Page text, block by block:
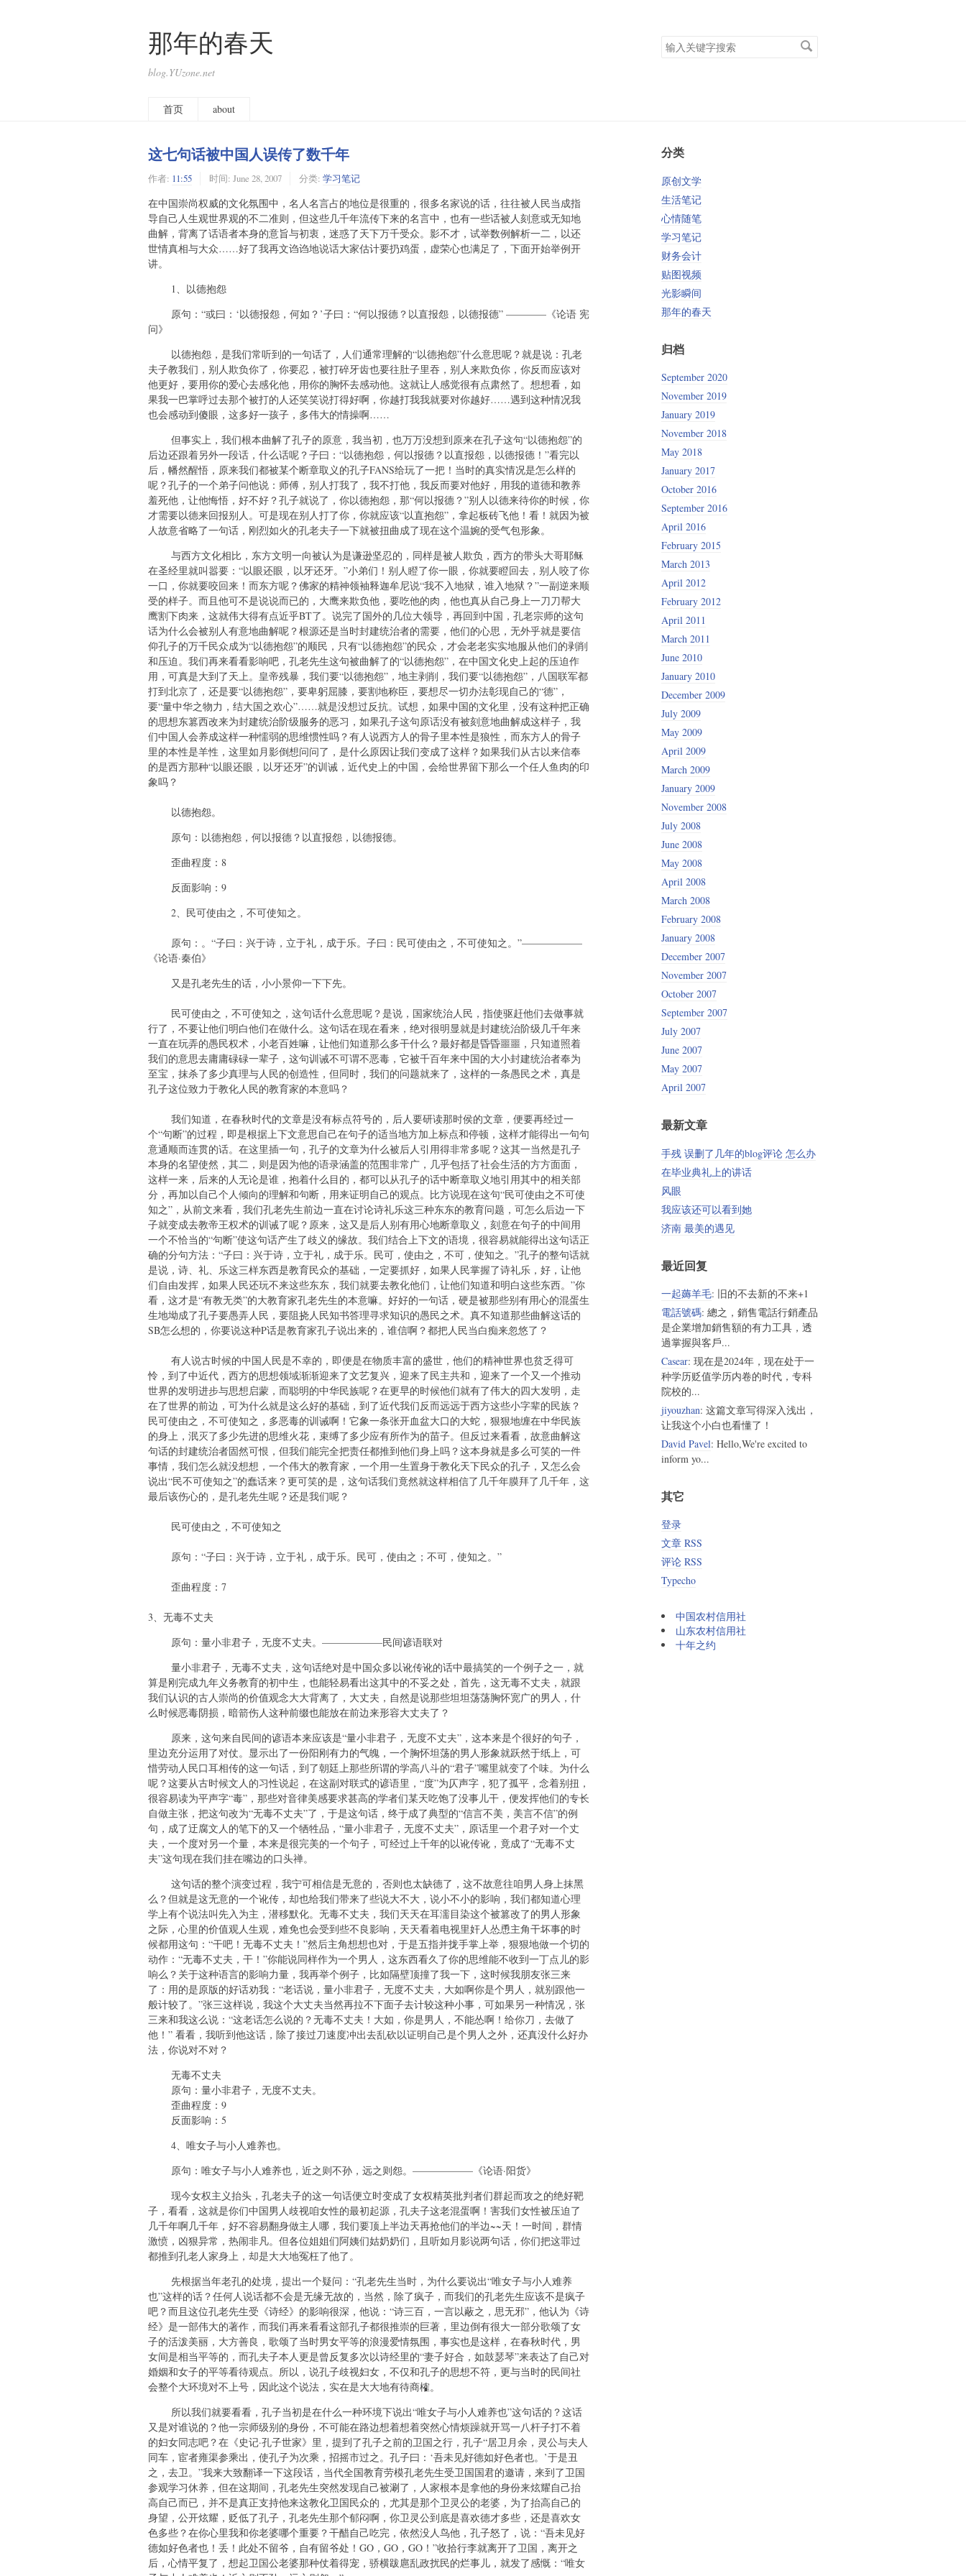
那年的春天
blog.YUzone.net
搜
索
首页 about
这七句话被中国人误传了数千年
作者: 11:55 时间: June 28, 2007 分类: 学习笔记
在中国崇尚权威的文化氛围中，名人名言占的地位是很重的，很多名家说的话，往往被人民当成指
导自己人生观世界观的不二准则，但这些几千年流传下来的名言中，也有一些话被人刻意或无知地
曲解，背离了话语者本身的意旨与初衷，迷惑了天下万千受众。影不才，试举数例解析一二，以还
世情真相与大众……好了我再文诌诌地说话大家估计要扔鸡蛋，虚荣心也满足了，下面开始举例开
讲。
1、以德抱怨
原句：“或曰：‘以德报怨，何如？’子曰：“何以报德？以直报怨，以德报德” ————《论语 宪
问》
以德抱怨，是我们常听到的一句话了，人们通常理解的“以德抱怨”什么意思呢？就是说：孔老
夫子教我们，别人欺负你了，你要忍，被打碎牙齿也要往肚子里吞，别人来欺负你，你反而应该对
他更好，要用你的爱心去感化他，用你的胸怀去感动他。这就让人感觉很有点肃然了。想想看，如
果我一巴掌呼过去那个被打的人还笑笑说打得好啊，你越打我我就要对你越好……遇到这种情况我
也会感动到傻眼，这多好一孩子，多伟大的情操啊……
但事实上，我们根本曲解了孔子的原意，我当初，也万万没想到原来在孔子这句“以德抱怨”的
后边还跟着另外一段话，什么话呢？子曰：“以德抱怨，何以报德？以直报怨，以德报德！”看完以
后，幡然醒悟，原来我们都被某个断章取义的孔子FANS给玩了一把！当时的真实情况是怎么样的
呢？孔子的一个弟子问他说：师傅，别人打我了，我不打他，我反而要对他好，用我的道德和教养
羞死他，让他悔悟，好不好？孔子就说了，你以德抱怨，那“何以报德？”别人以德来待你的时候，你
才需要以德来回报别人。可是现在别人打了你，你就应该“以直抱怨”，拿起板砖飞他！看！就因为被
人故意省略了一句话，刚烈如火的孔老夫子一下就被扭曲成了现在这个温婉的受气包形象。
与西方文化相比，东方文明一向被认为是谦逊坚忍的，同样是被人欺负，西方的带头大哥耶稣
在圣经里就叫嚣要：“以眼还眼，以牙还牙。”小弟们！别人瞪了你一眼，你就要瞪回去，别人咬了你
一口，你就要咬回来！而东方呢？佛家的精神领袖释迦牟尼说“我不入地狱，谁入地狱？”一副逆来顺
受的样子。而且他可不是说说而已的，大鹰来欺负他，要吃他的肉，他也真从自己身上一刀刀帮大
鹰割下肉来，这就伟大得有点近乎BT了。说完了国外的几位大领导，再回到中国，孔老宗师的这句
话为什么会被别人有意地曲解呢？根源还是当时封建统治者的需要，他们的心思，无外乎就是要信
仰孔子的万千民众成为“以德抱怨”的顺民，只有“以德抱怨”的民众，才会老老实实地服从他们的剥削
和压迫。我们再来看看影响吧，孔老先生这句被曲解了的“以德抱怨”，在中国文化史上起的压迫作
用，可真是大到了天上。皇帝残暴，我们要“以德抱怨”，地主剥削，我们要“以德抱怨”，八国联军都
打到北京了，还是要“以德抱怨”，要卑躬屈膝，要割地称臣，要想尽一切办法彰现自己的“德”，
要“量中华之物力，结大国之欢心”……就是没想过反抗。试想，如果中国的文化里，没有这种把正确
的思想东篡西改来为封建统治阶级服务的恶习，如果孔子这句原话没有被刻意地曲解成这样子，我
们中国人会养成这样一种懦弱的思维惯性吗？有人说西方人的骨子里本性是狼性，而东方人的骨子
里的本性是羊性，这里如月影倒想问问了，是什么原因让我们变成了这样？如果我们从古以来信奉
的是西方那种“以眼还眼，以牙还牙”的训诫，近代史上的中国，会给世界留下那么一个任人鱼肉的印
象吗？
以德抱怨。
原句：以德抱怨，何以报德？以直报怨，以德报德。
歪曲程度：8
反面影响：9
2、民可使由之，不可使知之。
原句：。“子曰：兴于诗，立于礼，成于乐。子曰：民可使由之，不可使知之。”——————
《论语·秦伯》
又是孔老先生的话，小小景仰一下下先。
民可使由之，不可使知之，这句话什么意思呢？是说，国家统治人民，指使驱赶他们去做事就
行了，不要让他们明白他们在做什么。这句话在现在看来，绝对很明显就是封建统治阶级几千年来
一直在玩弄的愚民权术，小老百姓嘛，让他们知道那么多干什么？最好都是昏昏噩噩，只知道照着
我们的意思去庸庸碌碌一辈子，这句训诫不可谓不恶毒，它被千百年来中国的大小封建统治者奉为
至宝，抹杀了多少真理与人民的创造性，但同时，我们的问题就来了，这样的一条愚民之术，真是
孔子这位致力于教化人民的教育家的本意吗？
我们知道，在春秋时代的文章是没有标点符号的，后人要研读那时侯的文章，便要再经过一
个“句断”的过程，即是根据上下文意思自己在句子的适当地方加上标点和停顿，这样才能得出一句句
意通顺而连贯的话。在这里插一句，孔子的文章为什么被后人引用得非常多呢？这其一当然是孔子
本身的名望使然，其二，则是因为他的语录涵盖的范围非常广，几乎包括了社会生活的方方面面，
这样一来，后来的人无论是谁，抱着什么目的，都可以从孔子的话中断章取义地引用其中的相关部
分，再加以自己个人倾向的理解和句断，用来证明自己的观点。比方说现在这句“民可使由之不可使
知之”，从前文来看，我们孔老先生前边一直在讨论诗礼乐这三种东东的教育问题，可怎么后边一下
子就变成去教帝王权术的训诫了呢？原来，这又是后人别有用心地断章取义，刻意在句子的中间用
一个不恰当的“句断”使这句话产生了歧义的缘故。我们结合上下文的语境，很容易就能得出这句话正
确的分句方法：“子曰：兴于诗，立于礼，成于乐。民可，使由之，不可，使知之。”孔子的整句话就
是说，诗、礼、乐这三样东西是教育民众的基础，一定要抓好，如果人民掌握了诗礼乐，好，让他
们自由发挥，如果人民还玩不来这些东东，我们就要去教化他们，让他们知道和明白这些东西。”你
看，这才是“有教无类”的大教育家孔老先生的本意嘛。好好的一句话，硬是被那些别有用心的混蛋生
生地坳成了孔子要愚弄人民，要阻挠人民知书答理寻求知识的愚民之术。真不知道那些曲解这话的
SB怎么想的，你要说这种P话是教育家孔子说出来的，谁信啊？都把人民当白痴来忽悠了？
有人说古时候的中国人民是不幸的，即便是在物质丰富的盛世，他们的精神世界也贫乏得可
怜，到了中近代，西方的思想领域渐渐迎来了文艺复兴，迎来了民主共和，迎来了一个又一个推动
世界的发明进步与思想启蒙，而聪明的中华民族呢？在更早的时候他们就有了伟大的四大发明，走
在了世界的前边，可为什么就是这么好的基础，到了近代我们反而远远于西方这些小字辈的民族？
民可使由之，不可使知之，多恶毒的训诫啊！它象一条张开血盆大口的大蛇，狠狠地缠在中华民族
的身上，泯灭了多少先进的思维火花，束缚了多少应有所作为的苗子。但反过来看看，故意曲解这
句话的封建统治者固然可恨，但我们能完全把责任都推到他们身上吗？这本身就是多么可笑的一件
事情，我们怎么就没想想，一个伟大的教育家，一个用一生置身于教化天下民众的孔子，又怎么会
说出“民不可使知之”的蠢话来？更可笑的是，这句话我们竟然就这样相信了几千年膜拜了几千年，这
最后该伤心的，是孔老先生呢？还是我们呢？
民可使由之，不可使知之
原句：“子曰：兴于诗，立于礼，成于乐。民可，使由之；不可，使知之。”
歪曲程度：7
3、无毒不丈夫
原句：量小非君子，无度不丈夫。——————民间谚语联对
量小非君子，无毒不丈夫，这句话绝对是中国众多以讹传讹的话中最搞笑的一个例子之一，就
算是刚完成九年义务教育的初中生，也能轻易看出这其中的不妥之处，首先，这无毒不丈夫，就跟
我们认识的古人崇尚的价值观念大大背离了，大丈夫，自然是说那些坦坦荡荡胸怀宽广的男人，什
么时候恶毒阴损，暗箭伤人这种前缀也能放在前边来形容大丈夫了？
原来，这句来自民间的谚语本来应该是“量小非君子，无度不丈夫”，这本来是个很好的句子，
里边充分运用了对仗。显示出了一份阳刚有力的气魄，一个胸怀坦荡的男人形象就跃然于纸上，可
惜劳动人民口耳相传的这一句话，到了朝廷上那些所谓的学高八斗的“君子”嘴里就变了个味。为什么
呢？这要从古时候文人的习性说起，在这副对联式的谚语里，“度”为仄声字，犯了孤平，念着别扭，
很容易读为平声字“毒”，那些对音律美感要求甚高的学者们某天吃饱了没事儿干，便发挥他们的专长
自做主张，把这句改为“无毒不丈夫”了，于是这句话，终于成了典型的“信言不美，美言不信”的例
句，成了迂腐文人的笔下的又一个牺牲品，“量小非君子，无度不丈夫”，原话里一个君子对一个丈
夫，一个度对另一个量，本来是很完美的一个句子，可经过上千年的以讹传讹，竟成了“无毒不丈
夫”这句现在我们挂在嘴边的口头禅。
这句话的整个演变过程，我宁可相信是无意的，否则也太缺德了，这不故意往咱男人身上抹黑
么？但就是这无意的一个讹传，却也给我们带来了些说大不大，说小不小的影响，我们都知道心理
学上有个说法叫先入为主，潜移默化。无毒不丈夫，我们天天在耳濡目染这个被篡改了的男人形象
之际，心里的价值观人生观，难免也会受到些不良影响，天天看着电视里奸人怂恿主角干坏事的时
候都用这句：“干吧！无毒不丈夫！”然后主角想想也对，于是五指并拢手掌上举，狠狠地做一个切的
动作：“无毒不丈夫，干！”你能说同样作为一个男人，这东西看久了你的思维能不收到一丁点儿的影
响么？关于这种语言的影响力量，我再举个例子，比如隔壁顶撞了我一下，这时候我朋友张三来
了：用的是原版的好话劝我：“老话说，量小非君子，无度不丈夫，大如啊你是个男人，就别跟他一
般计较了。”张三这样说，我这个大丈夫当然再拉不下面子去计较这种小事，可如果另一种情况，张
三来和我这么说：“这老话怎么说的？无毒不丈夫！大如，你是男人，不能怂啊！给你刀，去做了
他！” 看看，我听到他这话，除了接过刀速度冲出去乱砍以证明自己是个男人之外，还真没什么好办
法，你说对不对？
无毒不丈夫
原句：量小非君子，无度不丈夫。
歪曲程度：9
反面影响：5
4、唯女子与小人难养也。
原句：唯女子与小人难养也，近之则不孙，远之则怨。——————《论语·阳货》
现今女权主义抬头，孔老夫子的这一句话便立时变成了女权精英批判者们群起而攻之的绝好靶
子，看看，这就是你们中国男人歧视咱女性的最初起源，孔夫子这老混蛋啊！害我们女性被压迫了
几千年啊几千年，好不容易翻身做主人哪，我们要顶上半边天再抢他们的半边~~天！一时间，群情
激愤，凶狠异常，热闹非凡。但各位姐姐们阿姨们姑奶奶们，且听如月影说两句话，你们把这罪过
都推到孔老人家身上，却是大大地冤枉了他了。
先根据当年老孔的处境，提出一个疑问：“孔老先生当时，为什么要说出“唯女子与小人难养
也”这样的话？任何人说话都不会是无缘无故的，当然，除了疯子，而我们的孔老先生应该不是疯子
吧？而且这位孔老先生受《诗经》的影响很深，他说：“诗三百，一言以蔽之，思无邪”，他认为《诗
经》是一部伟大的著作，而我们再来看看这部孔子都很推崇的巨著，里边倒有很大一部分歌颂了女
子的活泼美丽，大方善良，歌颂了当时男女平等的浪漫爱情氛围，事实也是这样，在春秋时代，男
女间是相当平等的，而孔夫子本人更是曾反复多次以诗经里的“妻子好合，如鼓瑟琴”来表达了自己对
婚姻和女子的平等看待观点。所以，说孔子歧视妇女，不仅和孔子的思想不符，更与当时的民间社
会整个大环境对不上号，因此这个说法，实在是大大地有待商榷。
所以我们就要看看，孔子当初是在什么一种环境下说出“唯女子与小人难养也”这句话的？这话
又是对谁说的？他一宗师级别的身份，不可能在路边想着想着突然心情烦躁就开骂一八杆子打不着
的妇女同志吧？在《史记·孔子世家》里，提到了孔子之前的卫国之行，孔子“居卫月余，灵公与夫人
同车，宦者雍渠参乘出，使孔子为次乘，招摇市过之。孔子曰：‘吾未见好德如好色者也。’于是丑
之，去卫。”我来大致翻译一下这段话，当代全国教育劳模孔老先生受卫国国君的邀请，来到了卫国
参观学习休养，但在这期间，孔老先生突然发现自己被涮了，人家根本是拿他的身份来炫耀自己抬
高自己而已，并不是真正支持他来这教化卫国民众的，尤其是那个卫灵公的老婆，为了抬高自己的
身望，公开炫耀，贬低了孔子，孔老先生那个郁闷啊，你卫灵公到底是喜欢德才多些，还是喜欢女
色多些？在你心里我和你老婆哪个重要？干醋自己吃完，依然没人鸟他，孔子怒了，说：“吾未见好
德如好色者也！丢！此处不留爷，自有留爷处！GO，GO，GO！”收拾行李就离开了卫国，离开之
后，心情平复了，想起卫国公老婆那种仗着得宠，骄横跋扈乱政扰民的烂事儿，就发了感慨：“唯女
分类
原创文学
生活笔记
心情随笔
学习笔记
财务会计
贴图视频
光影瞬间
那年的春天
归档
September 2020
November 2019
January 2019
November 2018
May 2018
January 2017
October 2016
September 2016
April 2016
February 2015
March 2013
April 2012
February 2012
April 2011
March 2011
June 2010
January 2010
December 2009
July 2009
May 2009
April 2009
March 2009
January 2009
November 2008
July 2008
June 2008
May 2008
April 2008
March 2008
February 2008
January 2008
December 2007
November 2007
October 2007
September 2007
July 2007
June 2007
May 2007
April 2007
最新文章
手残 误删了几年的blog评论 怎么办
在毕业典礼上的讲话
风眼
我应该还可以看到她
济南 最美的遇见
最近回复
一起薅羊毛: 旧的不去新的不来+1
電話號碼: 總之，銷售電話行銷產品
是企業增加銷售額的有力工具，透
過掌握與客戶...
Casear: 现在是2024年，现在处于一
种学历贬值学历内卷的时代，专科
院校的...
jiyouzhan: 这篇文章写得深入浅出，
让我这个小白也看懂了！
David Pavel: Hello,We're excited to
inform yo...
其它
登录
文章 RSS
评论 RSS
Typecho
中国农村信用社
山东农村信用社
十年之约